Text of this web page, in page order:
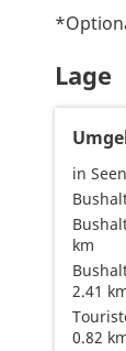
Lage
in
km
2.41
0.82